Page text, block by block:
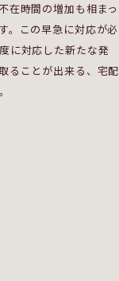
在時間の増加も相まっ
。この早急に対応が必
に対応した新たな発
ることが出来る、宅配